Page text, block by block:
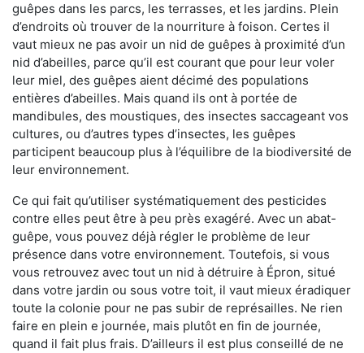
guêpes dans les parcs, les terrasses, et les jardins. Plein
d’endroits où trouver de la nourriture à foison. Certes il
vaut mieux ne pas avoir un nid de guêpes à proximité d’un
nid d’abeilles, parce qu’il est courant que pour leur voler
leur miel, des guêpes aient décimé des populations
entières d’abeilles. Mais quand ils ont à portée de
mandibules, des moustiques, des insectes saccageant vos
cultures, ou d’autres types d’insectes, les guêpes
participent beaucoup plus à l’équilibre de la biodiversité de
leur environnement.
Ce qui fait qu’utiliser systématiquement des pesticides
contre elles peut être à peu près exagéré. Avec un abat-
guêpe, vous pouvez déjà régler le problème de leur
présence dans votre environnement. Toutefois, si vous
vous retrouvez avec tout un nid à détruire à Épron, situé
dans votre jardin ou sous votre toit, il vaut mieux éradiquer
toute la colonie pour ne pas subir de représailles. Ne rien
faire en plein e journée, mais plutôt en fin de journée,
quand il fait plus frais. D’ailleurs il est plus conseillé de ne